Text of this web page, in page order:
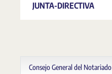
JUNTA-DIRECTIVA
Consejo General del Notariado